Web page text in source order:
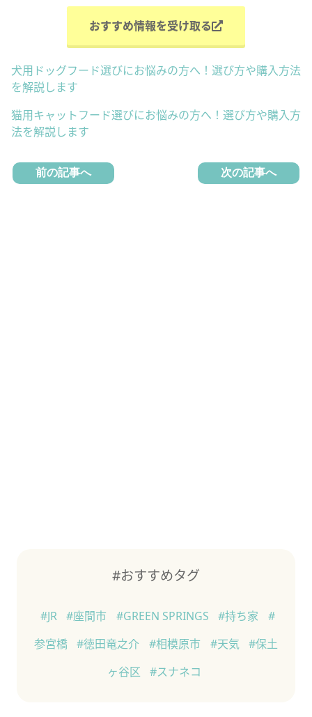
おすすめ情報を受け取る
犬用ドッグフード選びにお悩みの方へ！選び方や購入方法
を解説します
猫用キャットフード選びにお悩みの方へ！選び方や購入方
法を解説します
前の記事へ 次の記事へ
#おすすめタグ
#JR #座間市 #GREEN SPRINGS #持ち家
#
参宮橋
#徳田竜之介 #相模原市 #天気 #保土
ヶ谷区
#スナネコ